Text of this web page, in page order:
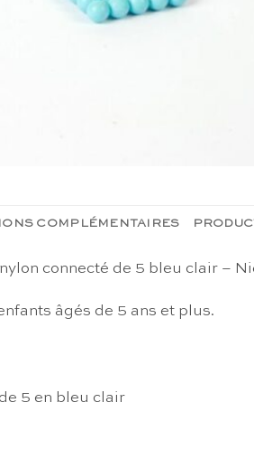
COMPLÉMENTAIRES
connecté de 5 bleu clair –
âgés de 5 ans et plus.
5 en bleu clair